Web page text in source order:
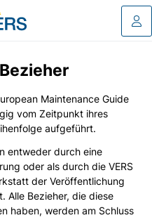
Maintenance Guide
vom Zeitpunkt ihres
aufgeführt.
entweder durch eine
oder als durch die VERS
der Veröffentlichung
Alle Bezieher, die diese
haben, werden am Schluss